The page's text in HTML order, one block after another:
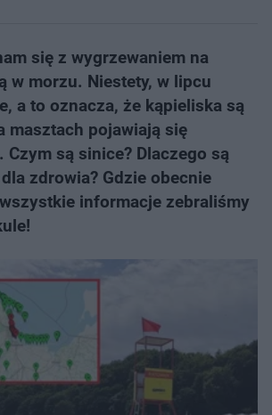
się z wygrzewaniem na
w morzu. Niestety, w lipcu
a to oznacza, że kąpieliska są
masztach pojawiają się
Czym są sinice? Dlaczego są
zdrowia? Gdzie obecnie
informacje zebraliśmy